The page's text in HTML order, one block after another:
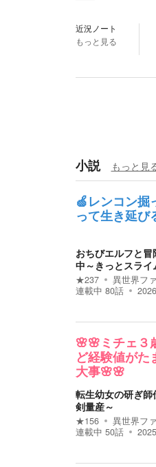
近況ノート
もっと見る
小説 もっと見
🍏レンコン掘
って生き延び
おちびエルフと
中～きっとスライ
★237
異世界フ
連載中 80話
🌸🌸ミチェ３
ど経験値がた
大事🌸🌸
転生幼女の研ぎ
剣量産～
★156
異世界フ
連載中 50話